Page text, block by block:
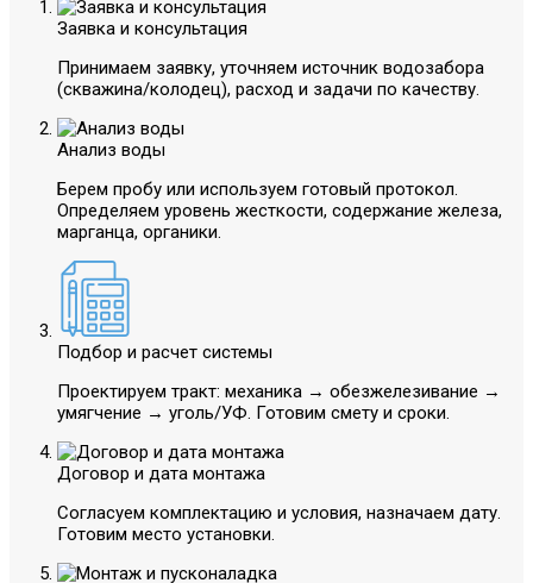
Заявка и консультация
Принимаем заявку, уточняем источник водозабора
(скважина/колодец), расход и задачи по качеству.
Анализ воды
Берем пробу или используем готовый протокол.
Определяем уровень жесткости, содержание железа,
марганца, органики.
Подбор и расчет системы
Проектируем тракт: механика → обезжелезивание →
умягчение → уголь/УФ. Готовим смету и сроки.
Договор и дата монтажа
Согласуем комплектацию и условия, назначаем дату.
Готовим место установки.